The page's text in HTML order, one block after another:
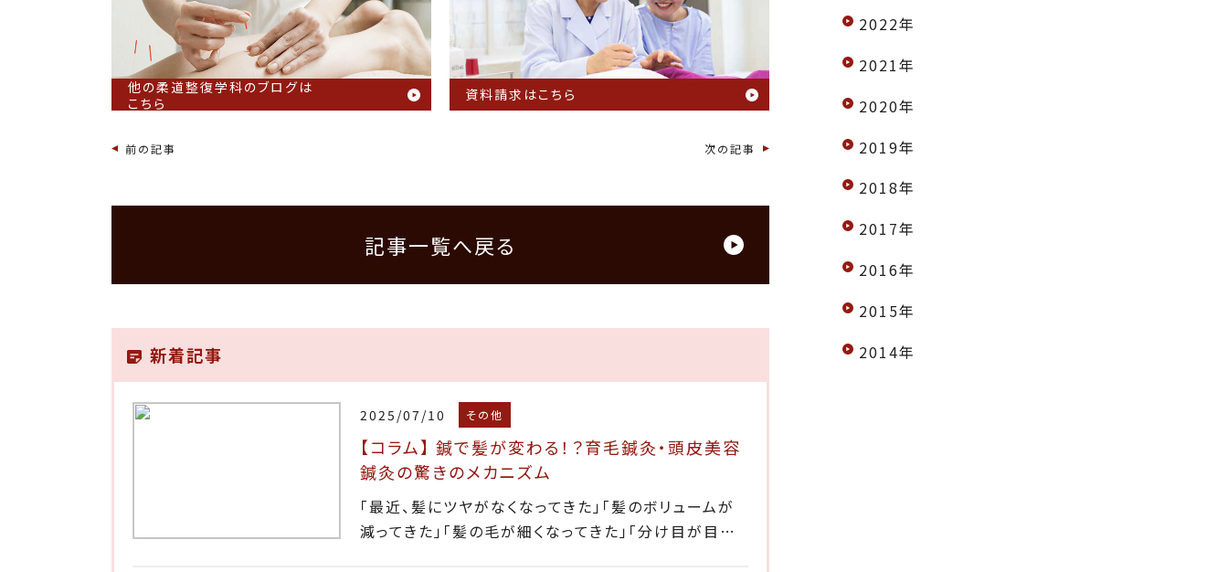
他の柔道整復学科のブログは
こちら
資料請求はこちら
前の記事 次の記事
記事一覧へ戻る
新着記事
2025/07/10 その他
【コラム】 鍼で髪が変わる！？育毛鍼灸・頭皮美容
鍼灸の驚きのメカニズム
「最近、髪にツヤがなくなってきた」「髪のボリュームが
減ってきた」「髪の毛が細くなってきた」「分け目が目…
2022年
2021年
2020年
2019年
2018年
2017年
2016年
2015年
2014年